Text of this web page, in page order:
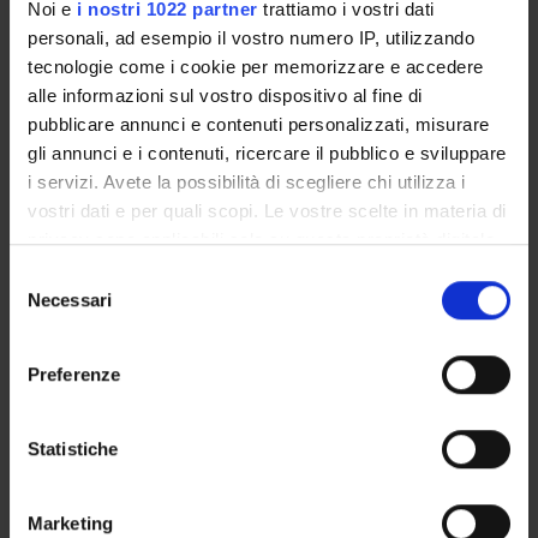
Noi e i nostri 1022 partner trattiamo i vostri dati
personali, ad esempio il vostro numero IP, utilizzando
tecnologie come i cookie per memorizzare e accedere
alle informazioni sul vostro dispositivo al fine di
pubblicare annunci e contenuti personalizzati, misurare
gli annunci e i contenuti, ricercare il pubblico e sviluppare
i servizi. Avete la possibilità di scegliere chi utilizza i
vostri dati e per quali scopi. Le vostre scelte in materia di
privacy sono applicabili solo su questa proprietà digitale
modificare o revocare il proprio consenso in qualsiasi
momento dalla Dichiarazione sui cookie o facendo clic
raccogliere informazioni sulla tua posizione
geografica, con un'approssimazione di qualche
Identificare il tuo dispositivo, scansionandolo
delNecessari
Preferenze
Statistiche
Marketing
OFFERTA FORMATIVA
CORSI DI STUDIO
DOTTORATI DI RICERCA E FORMAZIONE
SUPERIORE
Corsi di aggiornamento
Master
competenze degli insegnanti